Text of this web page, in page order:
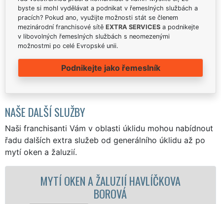
byste si mohl vydělávat a podnikat v řemeslných službách a
pracích? Pokud ano, využijte možnosti stát se členem
mezinárodní franchisové sítě EXTRA SERVICES a podnikejte
v libovolných řemeslných službách s neomezenými
možnostmi po celé Evropské unii.
Podnikejte jako řemeslník
NAŠE DALŠÍ SLUŽBY
Naši franchisanti Vám v oblasti úklidu mohou nabídnout
řadu dalších extra služeb od generálního úklidu až po
mytí oken a žaluzií.
OKEN A ŽALUZIÍ HAVLÍČKOVA